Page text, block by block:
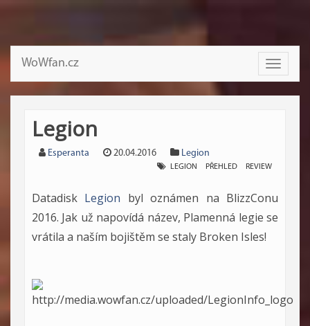
Toggle
WoWfan.cz
Legion
Esperanta 20.04.2016 Legion
LEGION PŘEHLED REVIEW
Datadisk Legion byl oznámen na BlizzConu
2016. Jak už napovídá název, Plamenná legie se
vrátila a naším bojištěm se staly Broken Isles!